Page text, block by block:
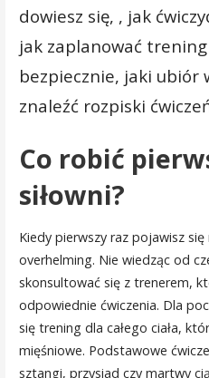
dowiesz się, , jak
jak zaplanować trening
bezpiecznie, jaki ubiór
znaleźć rozpiski
Co robić
siłowni?
Kiedy pierwszy raz pojawisz
overhelming. Nie wiedząc od
skonsultować się z trenerem,
odpowiednie ćwiczenia. Dla
się trening dla całego ciała,
mięśniowe. Podstawowe
sztangi, przysiad czy martwy